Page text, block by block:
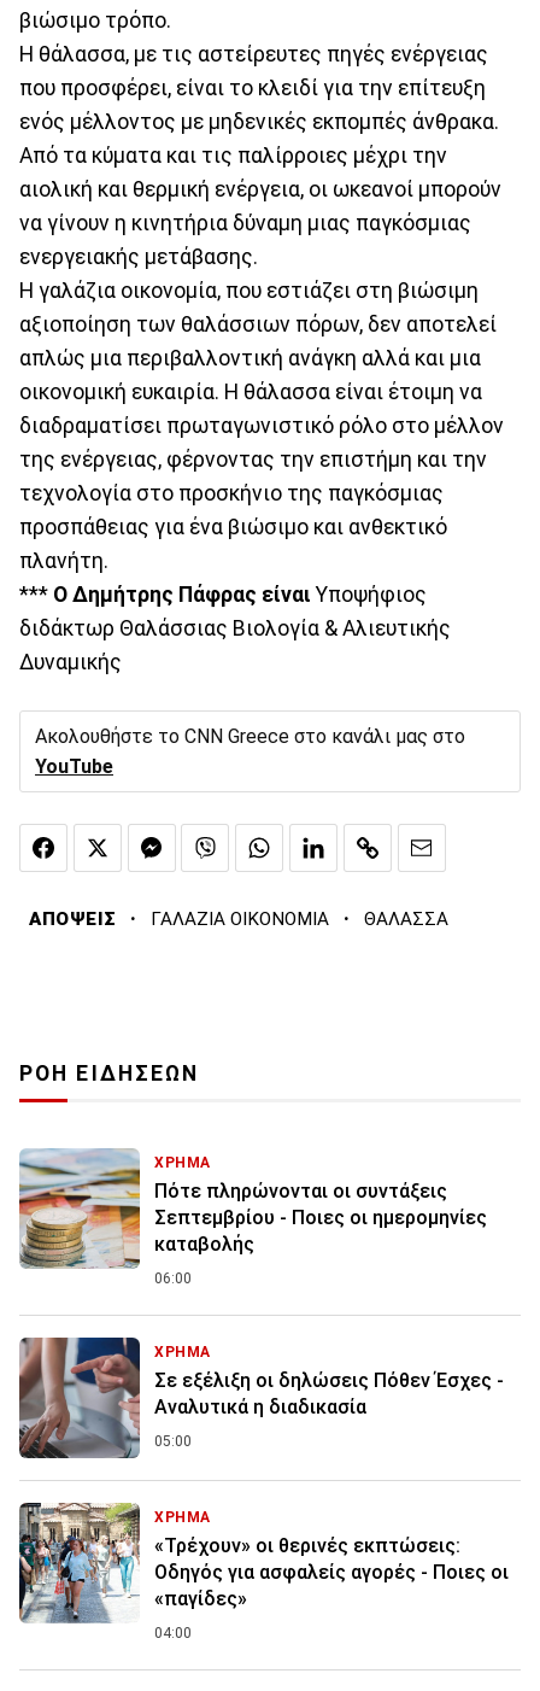
βιώσιμο τρόπο.
Η θάλασσα, με τις αστείρευτες πηγές ενέργειας
που προσφέρει, είναι το κλειδί για την επίτευξη
ενός μέλλοντος με μηδενικές εκπομπές άνθρακα.
Από τα κύματα και τις παλίρροιες μέχρι την
αιολική και θερμική ενέργεια, οι ωκεανοί μπορούν
να γίνουν η κινητήρια δύναμη μιας παγκόσμιας
ενεργειακής μετάβασης.
Η γαλάζια οικονομία, που εστιάζει στη βιώσιμη
αξιοποίηση των θαλάσσιων πόρων, δεν αποτελεί
απλώς μια περιβαλλοντική ανάγκη αλλά και μια
οικονομική ευκαιρία. Η θάλασσα είναι έτοιμη να
διαδραματίσει πρωταγωνιστικό ρόλο στο μέλλον
της ενέργειας, φέρνοντας την επιστήμη και την
τεχνολογία στο προσκήνιο της παγκόσμιας
προσπάθειας για ένα βιώσιμο και ανθεκτικό
πλανήτη.
*** O Δημήτρης Πάφρας είναιΥποψήφιος
διδάκτωρ Θαλάσσιας Βιολογία & Αλιευτικής
Δυναμικής
Ακολουθήστε το CNN Greece στο κανάλι μας στο
YouTube
ΑΠΟΨΕΙΣ · ΓΑΛΑΖΙΑ ΟΙΚΟΝΟΜΙΑ · ΘΑΛΑΣΣΑ
ΡΟΗ ΕΙΔΗΣΕΩΝ
ΧΡΗΜΑ
Πότε πληρώνονται οι συντάξεις
Σεπτεμβρίου - Ποιες οι ημερομηνίες
καταβολής
06:00
ΧΡΗΜΑ
Σε εξέλιξη οι δηλώσεις Πόθεν Έσχες -
Αναλυτικά η διαδικασία
05:00
ΧΡΗΜΑ
«Τρέχουν» οι θερινές εκπτώσεις:
Οδηγός για ασφαλείς αγορές - Ποιες οι
«παγίδες»
04:00